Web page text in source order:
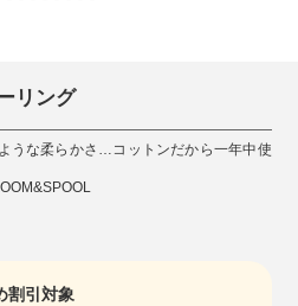
リング
うな柔らかさ…コットンだから一年中使
割引対象